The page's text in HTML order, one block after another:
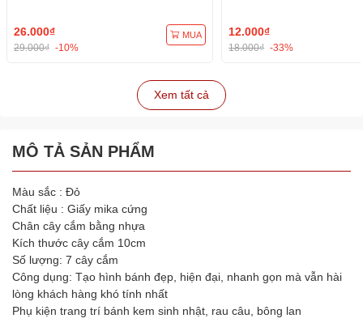
26.000₫
29.000₫ -10%
MUA 12.000₫
18.000₫ -33%
Xem tất cả
MÔ TẢ SẢN PHẨM
Màu sắc : Đỏ
Chất liệu : Giấy mika cứng
Chân cây cắm bằng nhựa
Kích thước cây cắm 10cm
Số lượng: 7 cây cắm
Công dụng: Tạo hình bánh đẹp, hiện đại, nhanh gọn mà vẫn hài
lòng khách hàng khó tính nhất
Phụ kiện trang trí bánh kem sinh nhật, rau câu, bông lan